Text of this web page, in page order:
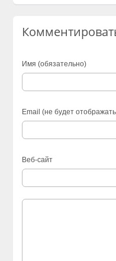
Имя (обязательно)
Email (не будет
Веб-сайт